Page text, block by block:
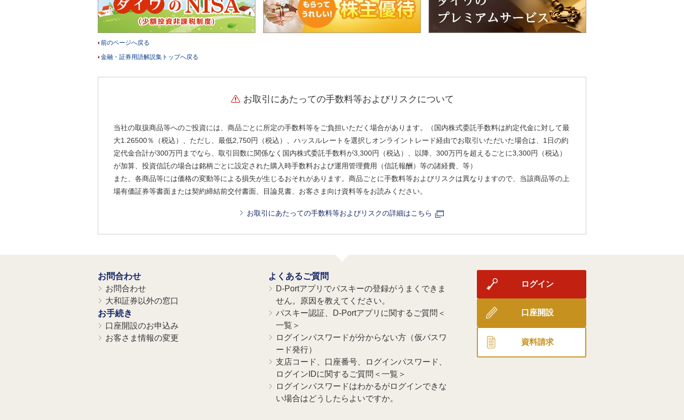
前のページへ戻る
金融・証券用語解説集トップへ戻る
お取引にあたっての手数料等およびリスクについて
当社の取扱商品等へのご投資には、商品ごとに所定の手数料等をご負担いただく場合があります。（国内株式委託手数料は約定代金に対して最
大1.26500％（税込）、ただし、最低2,750円（税込）、ハッスルレートを選択しオンライントレード経由でお取引いただいた場合は、1日の約
定代金合計が300万円までなら、取引回数に関係なく国内株式委託手数料が3,300円（税込）、以降、300万円を超えるごとに3,300円（税込）
が加算、投資信託の場合は銘柄ごとに設定された購入時手数料および運用管理費用（信託報酬）等の諸経費、等）
また、各商品等には価格の変動等による損失が生じるおそれがあります。商品ごとに手数料等およびリスクは異なりますので、当該商品等の上
場有価証券等書面または契約締結前交付書面、目論見書、お客さま向け資料等をお読みください。
お取引にあたっての手数料等およびリスクの詳細はこちら
お問合わせ
お問合わせ
大和証券以外の窓口
お手続き
口座開設のお申込み
お客さま情報の変更
よくあるご質問
D-Portアプリでパスキーの登録がうまくできま
せん。原因を教えてください。
パスキー認証、D-Portアプリに関するご質問＜
一覧＞
ログインパスワードが分からない方（仮パスワ
ード発行）
支店コード、口座番号、ログインパスワード、
ログインIDに関するご質問＜一覧＞
ログインパスワードはわかるがログインできな
い場合はどうしたらよいですか。
ログイン
口座開設
資料請求